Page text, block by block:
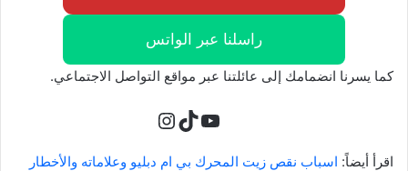
راسلنا عبر الواتس
كما يسرنا انضمامك إلى عائلتنا عبر مواقع التواصل الاجتماعي.
يوتيوب
تيك توكإنستجرام
اقرأ أيضاً: اسباب نقص زيت المحرك بي ام دبليو وعلاماته والأخطار